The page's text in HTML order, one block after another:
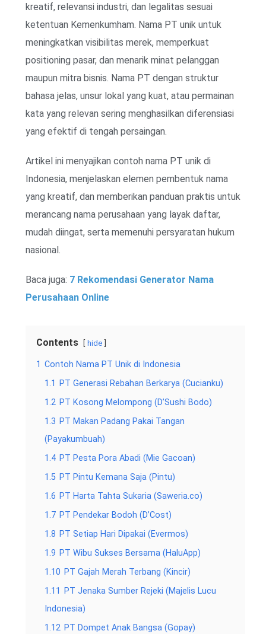
kreatif, relevansi industri, dan legalitas sesuai
ketentuan Kemenkumham. Nama PT unik untuk
meningkatkan visibilitas merek, memperkuat
positioning pasar, dan menarik minat pelanggan
maupun mitra bisnis. Nama PT dengan struktur
bahasa jelas, unsur lokal yang kuat, atau permainan
kata yang relevan sering menghasilkan diferensiasi
yang efektif di tengah persaingan.
Artikel ini menyajikan contoh nama PT unik di
Indonesia, menjelaskan elemen pembentuk nama
yang kreatif, dan memberikan panduan praktis untuk
merancang nama perusahaan yang layak daftar,
mudah diingat, serta memenuhi persyaratan hukum
nasional.
Baca juga: 7 Rekomendasi Generator Nama
Perusahaan Online
Contents hide
1 Contoh Nama PT Unik di Indonesia
1.1
PT Generasi Rebahan Berkarya (Cucianku)
1.2 PT Kosong Melompong (D’Sushi Bodo)
1.3 PT Makan Padang Pakai Tangan
(Payakumbuah)
1.4 PT Pesta Pora Abadi (Mie Gacoan)
1.5 PT Pintu Kemana Saja (Pintu)
1.6 PT Harta Tahta Sukaria (Saweria.co)
1.7 PT Pendekar Bodoh (D’Cost)
1.8 PT Setiap Hari Dipakai (Evermos)
1.9 PT Wibu Sukses Bersama (HaluApp)
1.10 PT Gajah Merah Terbang (Kincir)
1.11
PT Jenaka Sumber Rejeki (Majelis Lucu
Indonesia)
1.12 PT Dompet Anak Bangsa (Gopay)